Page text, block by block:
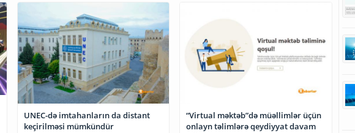
UNEC-də imtahanların da distant
keçirilməsi mümkündür
“Virtual məktəb”də müəllimlər üçün
onlayn təlimlərə qeydiyyat davam